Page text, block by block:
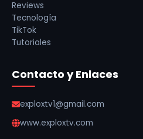
Reviews
Tecnología
TikTok
Tutoriales
Contacto y Enlaces
exploxtv1@gmail.com
www.exploxtv.com